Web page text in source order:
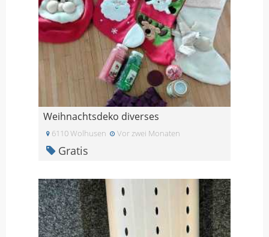
Weihnachtsdeko diverses
6110 Wolhusen Vor zwei Monaten
Gratis